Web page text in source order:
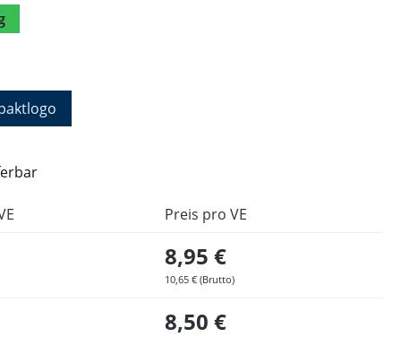
Preis pro VE
8,95 €
10,65 € (Brutto)
8,50 €